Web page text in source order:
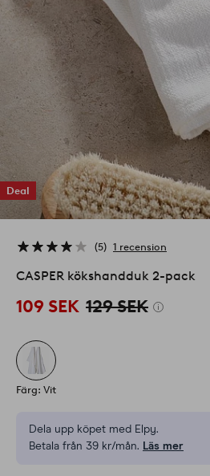
Deal
5 1 recension
CASPER kökshandduk 2-pack
109 SEK 129 SEK
Färg: Vit
Dela upp köpet med Elpy.
Betala från 39 kr/mån. Läs mer